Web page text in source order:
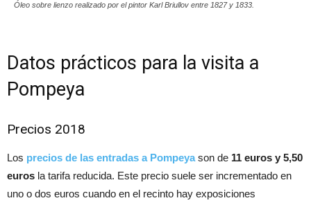
Óleo sobre lienzo realizado por el pintor Karl Briullov entre 1827 y 1833.
Datos prácticos para la visita a
Pompeya
Precios 2018
Los precios de las entradas a Pompeyason de 11 euros y 5,50
euros la tarifa reducida. Este precio suele ser incrementado en
uno o dos euros cuando en el recinto hay exposiciones